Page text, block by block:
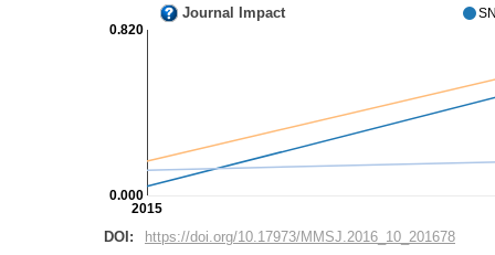
Journal Impact
2015
0.000
0.820
DOI: https://doi.org/10.17973/MMSJ.2016_10_201678